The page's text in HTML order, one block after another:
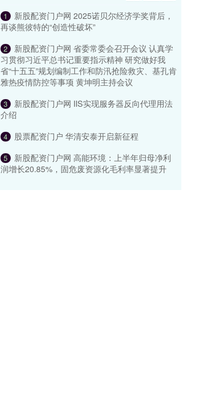
1
新股配资门户网 2025诺贝尔经济学奖背后，
再谈熊彼特的“创造性破坏”
2
新股配资门户网 省委常委会召开会议 认真学
习贯彻习近平总书记重要指示精神 研究做好我
省“十五五”规划编制工作和防汛抢险救灾、基孔肯
雅热疫情防控等事项 黄坤明主持会议
3
新股配资门户网 IIS实现服务器反向代理用法
介绍
4 股票配资门户 华清安泰开启新征程
5
新股配资门户网 高能环境：上半年归母净利
润增长20.85%，固危废资源化毛利率显著提升